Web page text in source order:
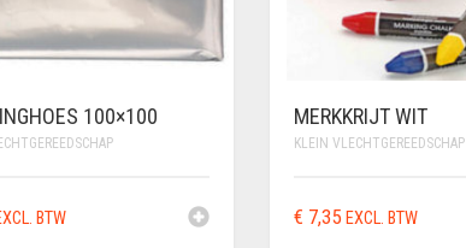
100×100
BTW
MERKKRIJT WIT
KLEIN VLECHTGEREEDSCHAP
€ 7,35 EXCL. BTW